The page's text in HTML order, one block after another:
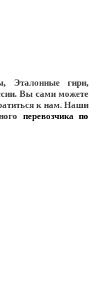
Эталонные гири,
Вы сами можете
к нам. Наши
перевозчика по